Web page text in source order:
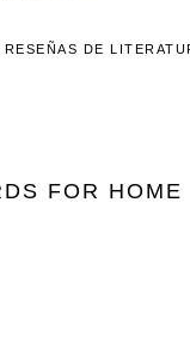
DE
FOR HOME